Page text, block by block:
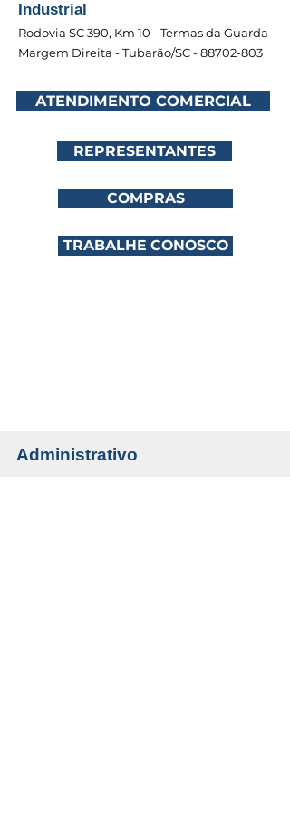
Industrial
Rodovia SC 390, Km 10 - Termas da Guarda
Margem Direita - Tubarão/SC -88702-803
ATENDIMENTO COMERCIAL
REPRESENTANTES
COMPRAS
TRABALHE CONOSCO
Administrativo